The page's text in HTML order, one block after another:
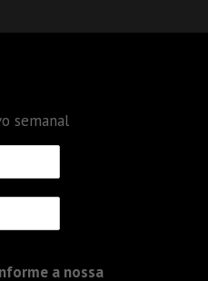
semanal
a nossa